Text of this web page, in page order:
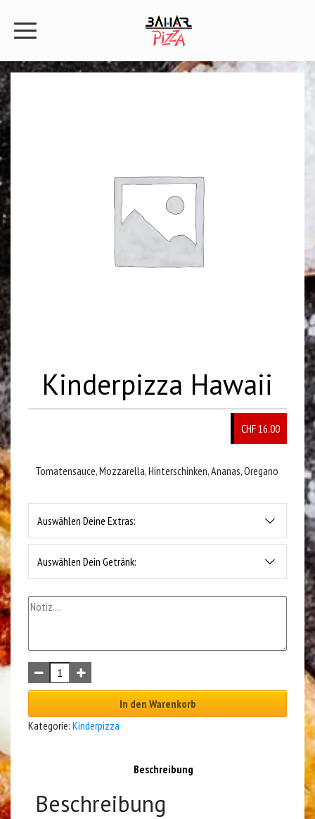
Kinderpizza Hawaii
CHF 16.00
Tomatensauce, Mozzarella, Hinterschinken, Ananas, Oregano
Auswählen Deine Extras:
Auswählen Dein Getränk:
In den Warenkorb
Kategorie: Kinderpizza
Beschreibung
Beschreibung